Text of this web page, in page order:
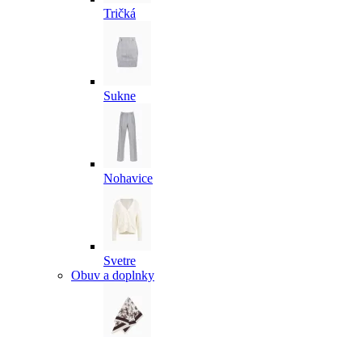
Tričká
Sukne
Nohavice
Svetre
Obuv a doplnky